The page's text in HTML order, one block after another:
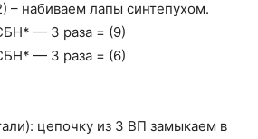
– набиваем лапы синтепухом.
— 3 раза = (9)
— 3 раза = (6)
цепочку из 3 ВП замыкаем в